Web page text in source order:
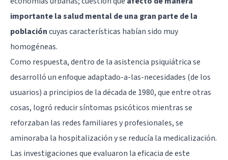
importante la salud mental de una gran parte de la
poblacióncuyas características habían sido muy
homogéneas.
Como respuesta, dentro de la asistencia psiquiátrica se
desarrolló un enfoque adaptado-a-las-necesidades (de los
usuarios) a principios de la década de 1980, que entre otras
cosas, logró reducir síntomas psicóticos mientras se
reforzaban las redes familiares y profesionales, se
aminoraba la hospitalización y se reducía la medicalización.
Las investigaciones que evaluaron la eficacia de este